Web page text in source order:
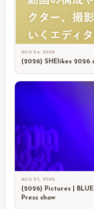
AUG 04, 2026
(2026) SHElikes 2026
AUG 03, 2026
(2026) Pictures |
Press show